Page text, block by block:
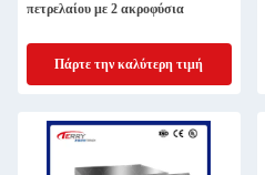
πετρελαίου με 2 ακροφύσια
Πάρτε την καλύτερη τιμή